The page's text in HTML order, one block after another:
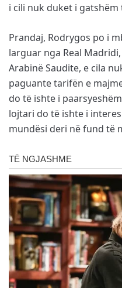
i cili nuk duket i
Prandaj, Rodrygos po i
larguar nga Real
Arabinë Saudite, e cila
paguante tarifën e
do të ishte i
lojtari do të ishte i
mundësi deri në fund të